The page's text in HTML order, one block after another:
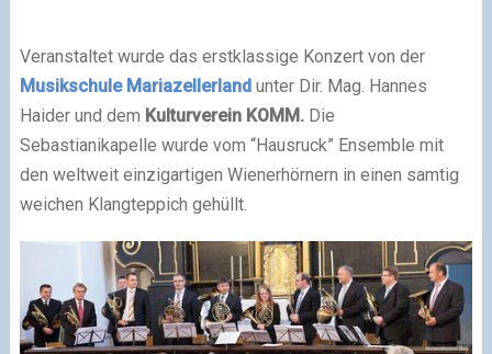
Veranstaltet wurde das erstklassige Konzert von der
Musikschule Mariazellerlandunter Dir. Mag. Hannes
Haider und dem Kulturverein KOMM.Die
Sebastianikapelle wurde vom “Hausruck” Ensemble mit
den weltweit einzigartigen Wienerhörnern in einen samtig
weichen Klangteppich gehüllt.